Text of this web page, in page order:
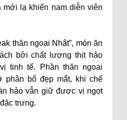
lạ khiến nam diễn viên
thăn ngoại Nhật”, món ăn
bởi chất lượng thịt hảo
tinh tế. Phần thăn ngoại
phân bổ đẹp mắt, khi chế
hảo vẫn giữ được vị ngọt
trưng.